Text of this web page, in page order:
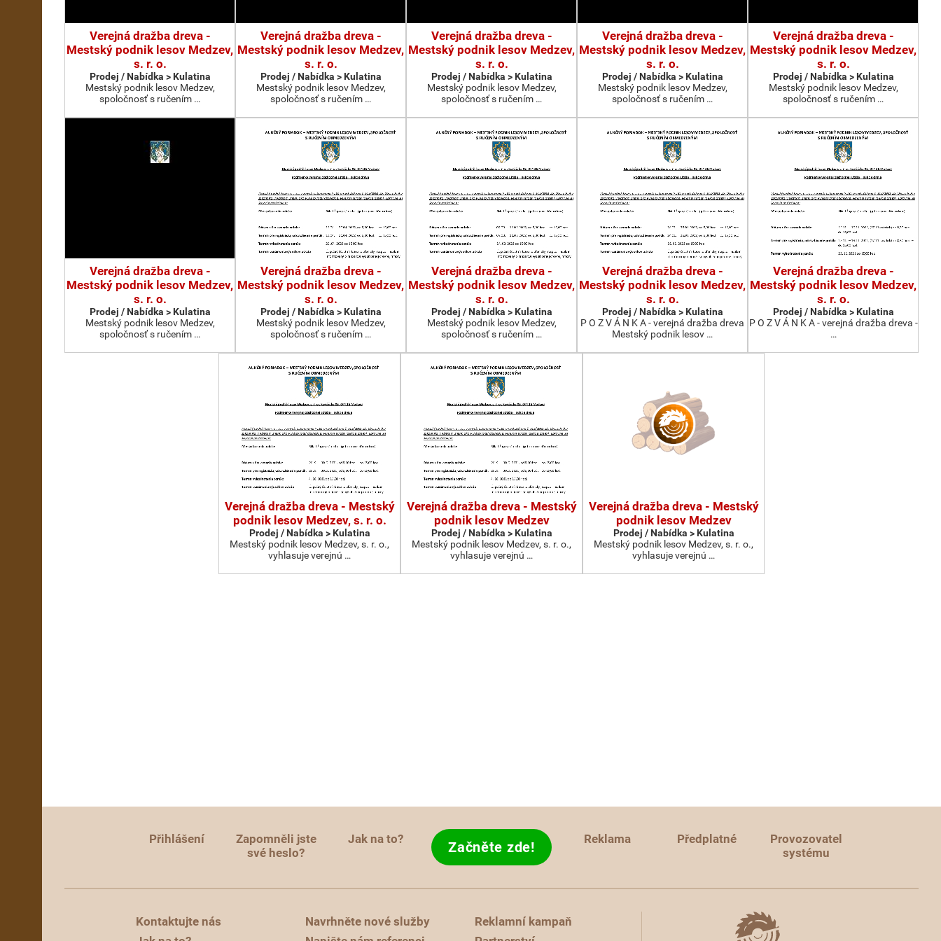
Verejná dražba dreva -
Mestský podnik lesov Medzev,
s. r. o.
Prodej / Nabídka > Kulatina
Mestský podnik lesov Medzev,
spoločnosť s ručením …
Verejná dražba dreva -
Mestský podnik lesov Medzev,
s. r. o.
Prodej / Nabídka > Kulatina
Mestský podnik lesov Medzev,
spoločnosť s ručením …
Verejná dražba dreva -
Mestský podnik lesov Medzev,
s. r. o.
Prodej / Nabídka > Kulatina
Mestský podnik lesov Medzev,
spoločnosť s ručením …
Verejná dražba dreva -
Mestský podnik lesov Medzev,
s. r. o.
Prodej / Nabídka > Kulatina
Mestský podnik lesov Medzev,
spoločnosť s ručením …
Verejná dražba dreva -
Mestský podnik lesov Medzev,
s. r. o.
Prodej / Nabídka > Kulatina
Mestský podnik lesov Medzev,
spoločnosť s ručením …
Verejná dražba dreva -
Mestský podnik lesov Medzev,
s. r. o.
Prodej / Nabídka > Kulatina
Mestský podnik lesov Medzev,
spoločnosť s ručením …
Verejná dražba dreva -
Mestský podnik lesov Medzev,
s. r. o.
Prodej / Nabídka > Kulatina
Mestský podnik lesov Medzev,
spoločnosť s ručením …
Verejná dražba dreva -
Mestský podnik lesov Medzev,
s. r. o.
Prodej / Nabídka > Kulatina
Mestský podnik lesov Medzev,
spoločnosť s ručením …
Verejná dražba dreva -
Mestský podnik lesov Medzev,
s. r. o.
Prodej / Nabídka > Kulatina
P O Z V Á N K A - verejná dražba dreva
Mestský podnik lesov …
Verejná dražba dreva -
Mestský podnik lesov Medzev,
s. r. o.
Prodej / Nabídka > Kulatina
P O Z V Á N K A - verejná dražba dreva -
…
Verejná dražba dreva - Mestský
podnik lesov Medzev, s. r. o.
Prodej / Nabídka > Kulatina
Mestský podnik lesov Medzev, s. r. o.,
vyhlasuje verejnú …
Verejná dražba dreva - Mestský
podnik lesov Medzev
Prodej / Nabídka > Kulatina
Mestský podnik lesov Medzev, s. r. o.,
vyhlasuje verejnú …
Verejná dražba dreva - Mestský
podnik lesov Medzev
Prodej / Nabídka > Kulatina
Mestský podnik lesov Medzev, s. r. o.,
vyhlasuje verejnú …
Přihlášení
Zapomněli jste
své heslo?
Jak na to? Začněte zde! Reklama Předplatné
Provozovatel
systému
Kontaktujte nás
Navrhněte nové služby
Reklamní kampaň